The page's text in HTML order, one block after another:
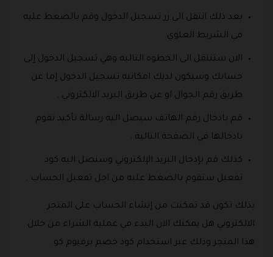
بعد ذلك انتقل الى زر تسجيل الدخول وقم بالضغط عليه
في الشريط العلوي.
الان ستنتقل الى الخطوه التاليه وهي تسجيل الدخول إلى
حسابك وسيكون لديك امكانيه تسجيل الدخول إما عن
طريق رقم الجوال او عن طريق البريد الالكتروني .
قم بادخال رقم الهاتف سيصل اليه رسالة تأكيد تقوم
بادخالها في الصفحة التالية .
كذلك قم بإدخال البريد الإلكتروني وسنصل اليه كود
تفعيل ستقوم بالضغط عليه من اجل تفعيل الحساب .
بذلك تكون قد تمكنت من إنشاء الحساب على المتجر
الالكتروني هل يمكنك الان البدء في عملية الشراء من خلال
هذا المتجر وذلك عبر استخدام كود خصم برفيوم كو .